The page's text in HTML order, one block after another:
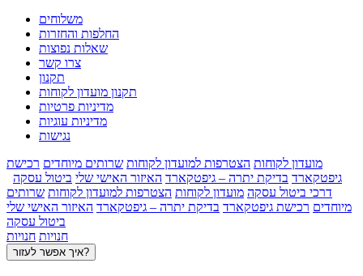
משלוחים
החלפות והחזרות
שאלות נפוצות
צרו קשר
תקנון
תקנון מועדון לקוחות
מדיניות פרטיות
מדיניות עוגיות
נגישות
מועדון לקוחות הצטרפות למועדון לקוחות שרותים מיוחדים רכישת
גיפטקארד בדיקת יתרה – גיפטקארד האיזור האישי שלי ביטול עסקה
דרכי ביטול עסקה מועדון לקוחות הצטרפות למועדון לקוחות שרותים
מיוחדים רכישת גיפטקארד בדיקת יתרה – גיפטקארד האיזור האישי שלי
ביטול עסקה
חנויות חנויות
איך אפשר לעזור?